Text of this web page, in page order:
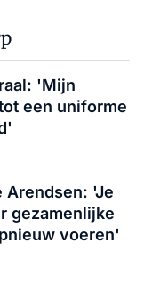
'Mijn
een uniforme
Arendsen: 'Je
gezamenlijke
voeren'